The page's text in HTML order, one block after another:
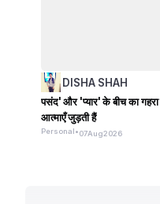
DISHA SHAH
पसंद' और 'प्यार' के बीच का
आत्माएँ जुड़ती हैं
Personal •07Aug2026